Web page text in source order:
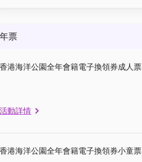
年票
香港海洋公園全年會籍電子換領券成人票
活動詳情
香港海洋公園全年會籍電子換領券小童票